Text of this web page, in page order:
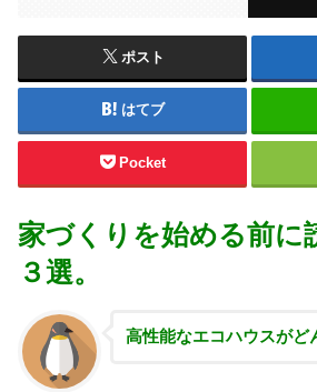
ポスト
はてブ
Pocket
家づくりを始める前に
３選。
高性能なエコハウスがど